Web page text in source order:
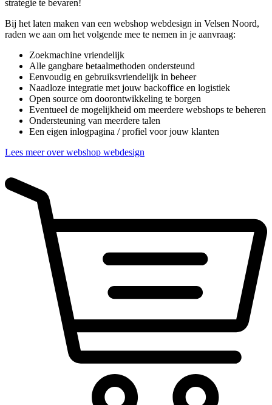
strategie te bevaren!
Bij het laten maken van een webshop webdesign in Velsen Noord,
raden we aan om het volgende mee te nemen in je aanvraag:
Zoekmachine vriendelijk
Alle gangbare betaalmethoden ondersteund
Eenvoudig en gebruiksvriendelijk in beheer
Naadloze integratie met jouw backoffice en logistiek
Open source om doorontwikkeling te borgen
Eventueel de mogelijkheid om meerdere webshops te beheren
Ondersteuning van meerdere talen
Een eigen inlogpagina / profiel voor jouw klanten
Lees meer over webshop webdesign